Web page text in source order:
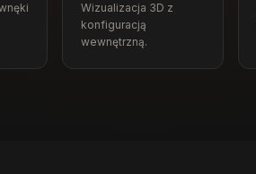
Wizualizacja 3D z
konfiguracją
wewnętrzną.